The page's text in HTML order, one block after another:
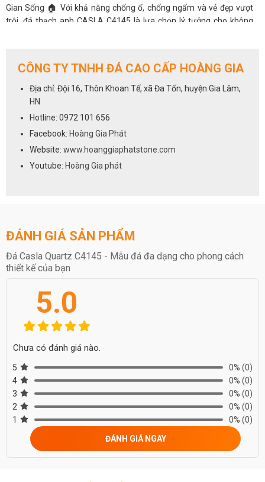
Gian Sống 🏠 Với khả năng chống ố, chống ngấm và vẻ đẹp vượt
trội, đá thạch anh CASLA C4145 là lựa chọn lý tưởng cho không
đình bạn.
#ĐáThạchAnh #CaslaQuartz #ChốngỐChốngNgấm #PhongThủy
#BếpSangTrọng #ĐáBếp #TàiLộc
CÔNG TY TNHH ĐÁ CAO CẤP HOÀNG GIA
Địa chỉ: Đội 16, Thôn Khoan Tế, xã Đa Tốn, huyện Gia Lâm,
HN
Hotline: 0972 101 656
Facebook: Hoàng Gia Phát
Website: www.hoanggiaphatstone.com
Youtube: Hoàng Gia phát
ĐÁNH GIÁ SẢN PHẨM
Đá Casla Quartz C4145 - Mẫu đá đa dạng cho phong cách
thiết kế của bạn
5.0
Chưa có đánh giá nào.
5 0% (0)
4
0% (0)
3
0% (0)
2
0% (0)
1
0% (0)
ĐÁNH GIÁ NGAY